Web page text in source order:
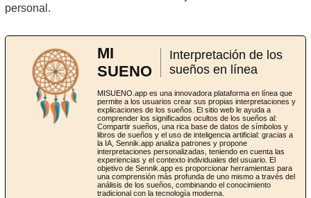
personal.
MI
SUENO
Interpretación de los
sueños en línea
MISUENO.app es una innovadora plataforma en línea que
permite a los usuarios crear sus propias interpretaciones y
explicaciones de los sueños. El sitio web le ayuda a
comprender los significados ocultos de los sueños al:
Compartir sueños, una rica base de datos de símbolos y
libros de sueños y el uso de inteligencia artificial: gracias a
la IA, Sennik.app analiza patrones y propone
interpretaciones personalizadas, teniendo en cuenta las
experiencias y el contexto individuales del usuario. El
objetivo de Sennik.app es proporcionar herramientas para
una comprensión más profunda de uno mismo a través del
análisis de los sueños, combinando el conocimiento
tradicional con la tecnología moderna.